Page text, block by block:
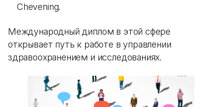
Chevening.
Международный диплом в этой сфере
открывает путь к работе в управлении
здравоохранением и исследованиях.